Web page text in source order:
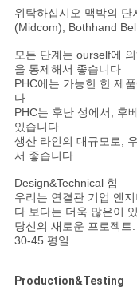
위탁하십시오 맥박의 단
(Midcom), Bothhand
모든 단계는 ourself에
을 통제해서 좋습니다
PHC에는 가능한 한 제
다
PHC는 후난 성에서, 후
있습니다
생산 라인의 대규모로,
서 좋습니다
Design&Technical 힘
우리는 연결관 기업 엔
다 보다는 더욱 많은이
당신의 새로운 프로젝
30-45 평일
Production&Testing